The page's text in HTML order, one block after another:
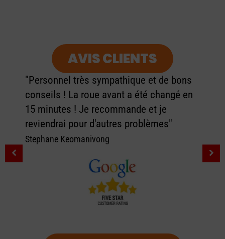
AVIS CLIENTS
"Personnel très sympathique et de bons
conseils ! La roue avant a été changé en
15 minutes ! Je recommande et je
reviendrai pour d'autres problèmes"
Stephane Keomanivong